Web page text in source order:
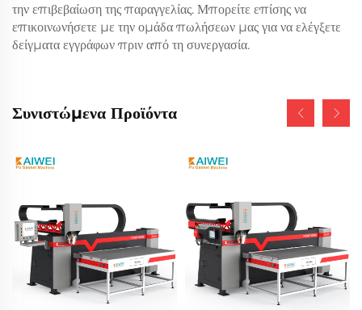
την επιβεβαίωση της παραγγελίας. Μπορείτε επίσης να
επικοινωνήσετε με την ομάδα πωλήσεων μας για να ελέγξετε
δείγματα εγγράφων πριν από τη συνεργασία.
Συνιστώμενα Προϊόντα